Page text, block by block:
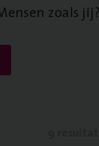
zoals jij?